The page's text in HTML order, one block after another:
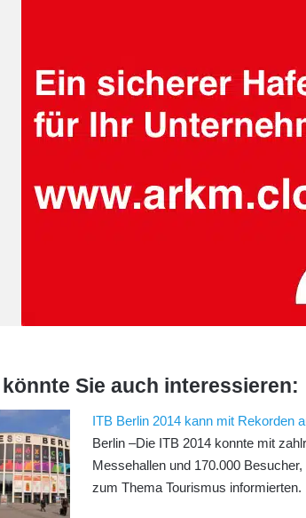
Sie auch interessieren:
ITB Berlin 2014 kann mit Rekorden
Berlin –Die ITB 2014 konnte mit
Messehallen und 170.000
zum Thema Tourismus informierten.